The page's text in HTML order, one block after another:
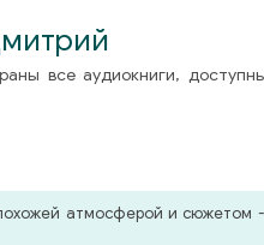
все аудиокниги,
атмосферой и